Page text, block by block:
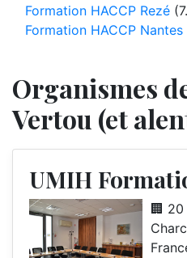
Formation HACCP Rezé
Formation HACCP Nantes
Organismes
Vertou (et
UMIH
🏢